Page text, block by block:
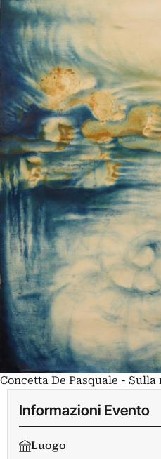
Concetta De Pasquale - Sulla
Informazioni Evento
Luogo